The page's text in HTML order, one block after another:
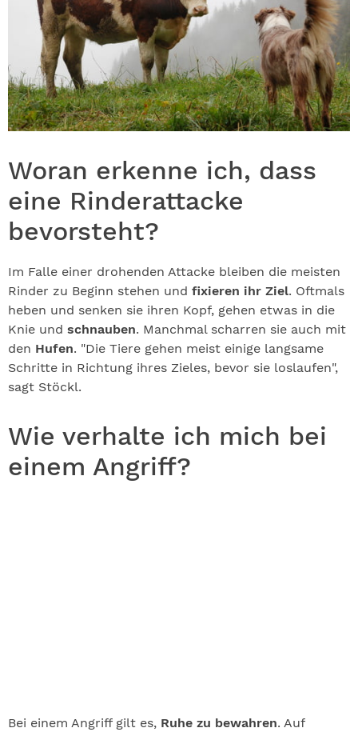
Woran erkenne ich, dass
eine Rinderattacke
bevorsteht?
Im Falle einer drohenden Attacke bleiben die meisten
Rinder zu Beginn stehen und fixieren ihr Ziel. Oftmals
heben und senken sie ihren Kopf, gehen etwas in die
Knie und schnauben. Manchmal scharren sie auch mit
den Hufen. "Die Tiere gehen meist einige langsame
Schritte in Richtung ihres Zieles, bevor sie loslaufen",
sagt Stöckl.
Wie verhalte ich mich bei
einem Angriff?
Bei einem Angriff gilt es, Ruhe zu bewahren. Auf